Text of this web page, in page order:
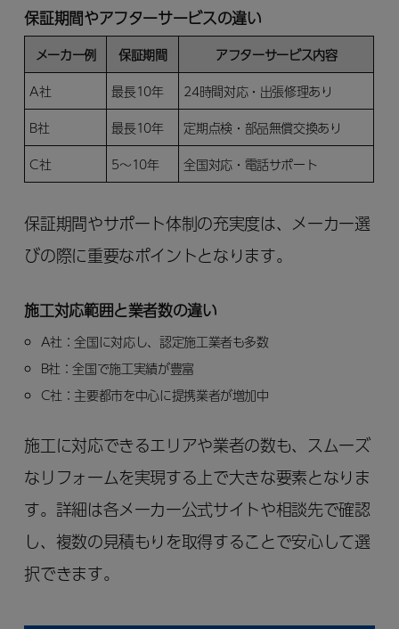
保証期間やアフターサービスの違い
メーカー例 保証期間
アフターサービス内容
A社
最長10年
24時間対応・出張修理あり
B社
最長10年
定期点検・部品無償交換あり
C社
5～10年 全国対応・電話サポート
保証期間やサポート体制の充実度は、メーカー選
びの際に重要なポイントとなります。
施工対応範囲と業者数の違い
A社：全国に対応し、認定施工業者も多数
B社：全国で施工実績が豊富
C社：主要都市を中心に提携業者が増加中
施工に対応できるエリアや業者の数も、スムーズ
なリフォームを実現する上で大きな要素となりま
す。詳細は各メーカー公式サイトや相談先で確認
し、複数の見積もりを取得することで安心して選
択できます。